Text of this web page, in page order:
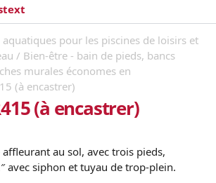
pour les piscines de loisirs et
/ Bien-être - bain de pieds, bancs
murales économes en
(à encastrer)
(à encastrer)
au sol, avec trois pieds,
avec siphon et tuyau de trop-plein.